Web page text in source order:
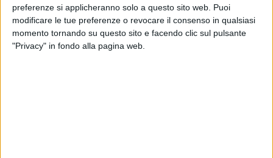
preferenze si applicheranno solo a questo sito web. Puoi
modificare le tue preferenze o revocare il consenso in qualsiasi
momento tornando su questo sito e facendo clic sul pulsante
"Privacy" in fondo alla pagina web.
scegliere il futuro segretario nazionale del partito, in corsa
Matteo Renzi, Michele Emiliano ed Andrea Orlando.
Ecco come è andata nelle altre città della Bat: Barletta 6328;